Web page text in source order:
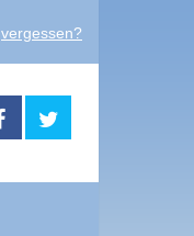
vergessen?